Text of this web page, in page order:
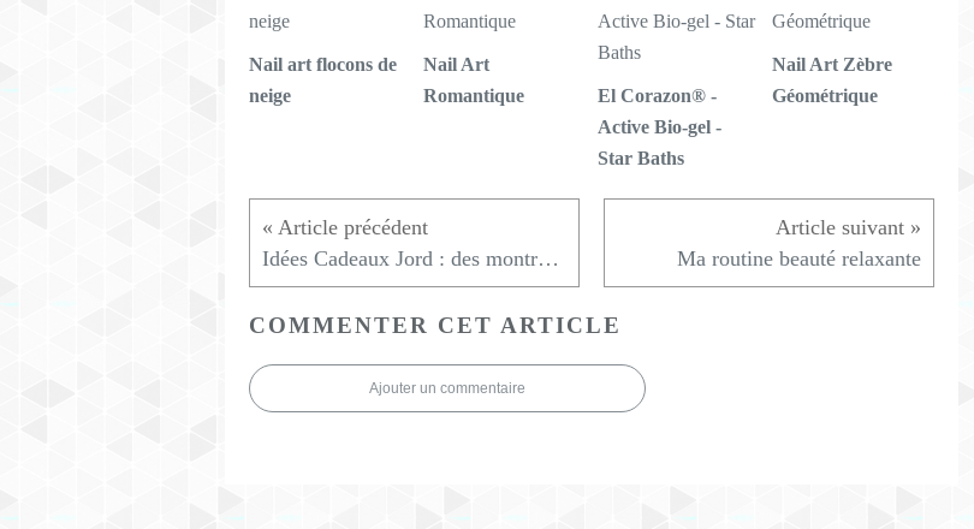
Nail art flocons de
neige
Nail Art
Romantique
El Corazon® -
Active Bio-gel -
Star Baths
Nail Art Zèbre
Géométrique
Idées Cadeaux Jord : des montres mais pas que ! Ma routine beauté relaxante
COMMENTER CET ARTICLE
Ajouter un commentaire